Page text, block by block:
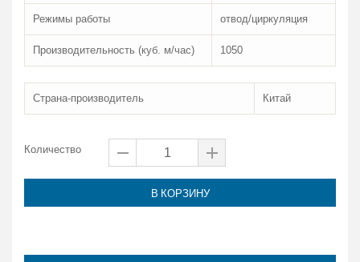
Режимы работы отвод/циркуляция
Производительность (куб. м/час) 1050
Страна-производитель Китай
Количество
В КОРЗИНУ